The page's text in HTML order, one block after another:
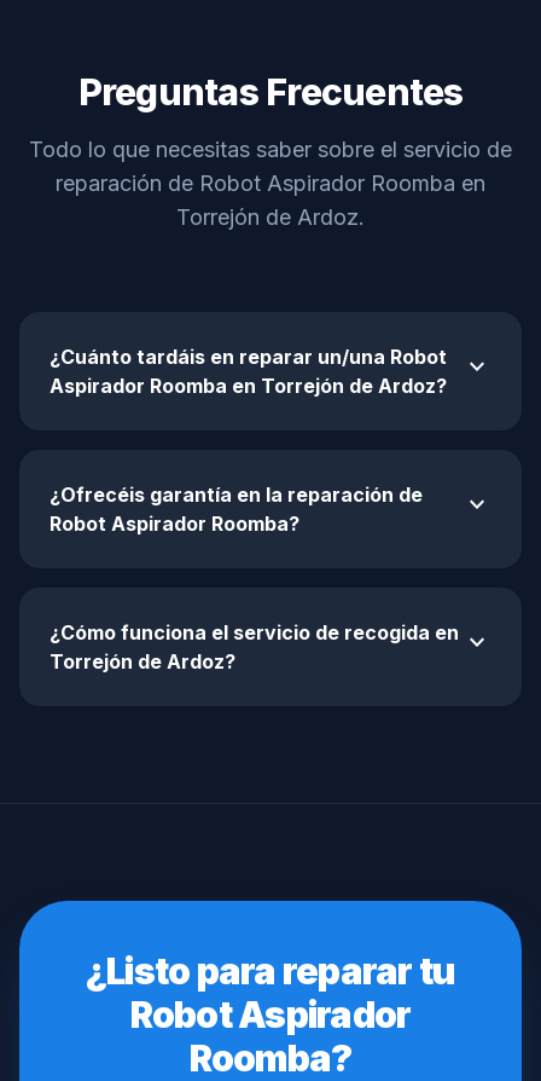
Preguntas Frecuentes
Todo lo que necesitas saber sobre el servicio de
reparación de Robot Aspirador Roomba en
Torrejón de Ardoz.
¿Cuánto tardáis en reparar un/una Robot
Aspirador Roomba en Torrejón de Ardoz?
expand_more
¿Ofrecéis garantía en la reparación de
Robot Aspirador Roomba?
expand_more
¿Cómo funciona el servicio de recogida en
Torrejón de Ardoz?
expand_more
¿Listo para reparar tu
Robot Aspirador
Roomba?